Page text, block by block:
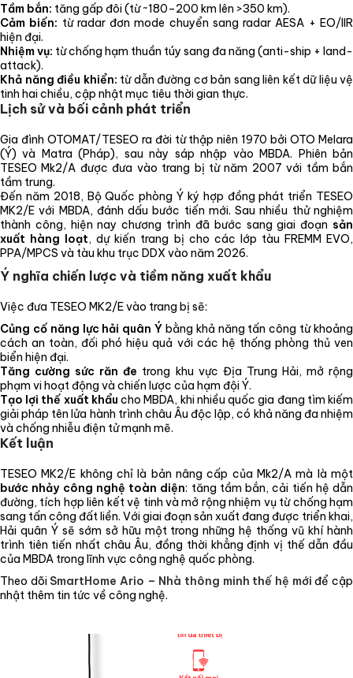
Tầm bắn: tăng gấp đôi (từ ~180–200 km lên >350 km).
Cảm biến: từ radar đơn mode chuyển sang radar AESA + EO/IIR
hiện đại.
Nhiệm vụ: từ chống hạm thuần túy sang đa năng (anti-ship + land-
attack).
Khả năng điều khiển: từ dẫn đường cơ bản sang liên kết dữ liệu vệ
tinh hai chiều, cập nhật mục tiêu thời gian thực.
Lịch sử và bối cảnh phát triển
Gia đình OTOMAT/TESEO ra đời từ thập niên 1970 bởi OTO Melara
(Ý) và Matra (Pháp), sau này sáp nhập vào MBDA. Phiên bản
TESEO Mk2/A được đưa vào trang bị từ năm 2007 với tầm bắn
tầm trung.
Đến năm 2018, Bộ Quốc phòng Ý ký hợp đồng phát triển TESEO
MK2/E với MBDA, đánh dấu bước tiến mới. Sau nhiều thử nghiệm
thành công, hiện nay chương trình đã bước sang giai đoạn sản
xuất hàng loạt, dự kiến trang bị cho các lớp tàu FREMM EVO,
PPA/MPCS và tàu khu trục DDX vào năm 2026.
Ý nghĩa chiến lược và tiềm năng xuất khẩu
Việc đưa TESEO MK2/E vào trang bị sẽ:
Củng cố năng lực hải quân Ý bằng khả năng tấn công từ khoảng
cách an toàn, đối phó hiệu quả với các hệ thống phòng thủ ven
biển hiện đại.
Tăng cường sức răn đe trong khu vực Địa Trung Hải, mở rộng
phạm vi hoạt động và chiến lược của hạm đội Ý.
Tạo lợi thế xuất khẩu cho MBDA, khi nhiều quốc gia đang tìm kiếm
giải pháp tên lửa hành trình châu Âu độc lập, có khả năng đa nhiệm
và chống nhiễu điện tử mạnh mẽ.
Kết luận
TESEO MK2/E không chỉ là bản nâng cấp của Mk2/A mà là một
bước nhảy công nghệ toàn diện: tăng tầm bắn, cải tiến hệ dẫn
đường, tích hợp liên kết vệ tinh và mở rộng nhiệm vụ từ chống hạm
sang tấn công đất liền. Với giai đoạn sản xuất đang được triển khai,
Hải quân Ý sẽ sớm sở hữu một trong những hệ thống vũ khí hành
trình tiên tiến nhất châu Âu, đồng thời khẳng định vị thế dẫn đầu
của MBDA trong lĩnh vực công nghệ quốc phòng.
Theo dõi SmartHome Ario – Nhà thông minh thế hệ mới để cập
nhật thêm tin tức về công nghệ.